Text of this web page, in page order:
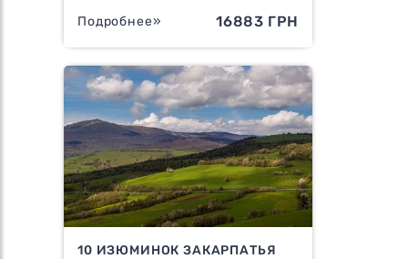
Подробнее» 16883 ГРН
10 ИЗЮМИНОК ЗАКАРПАТЬЯ